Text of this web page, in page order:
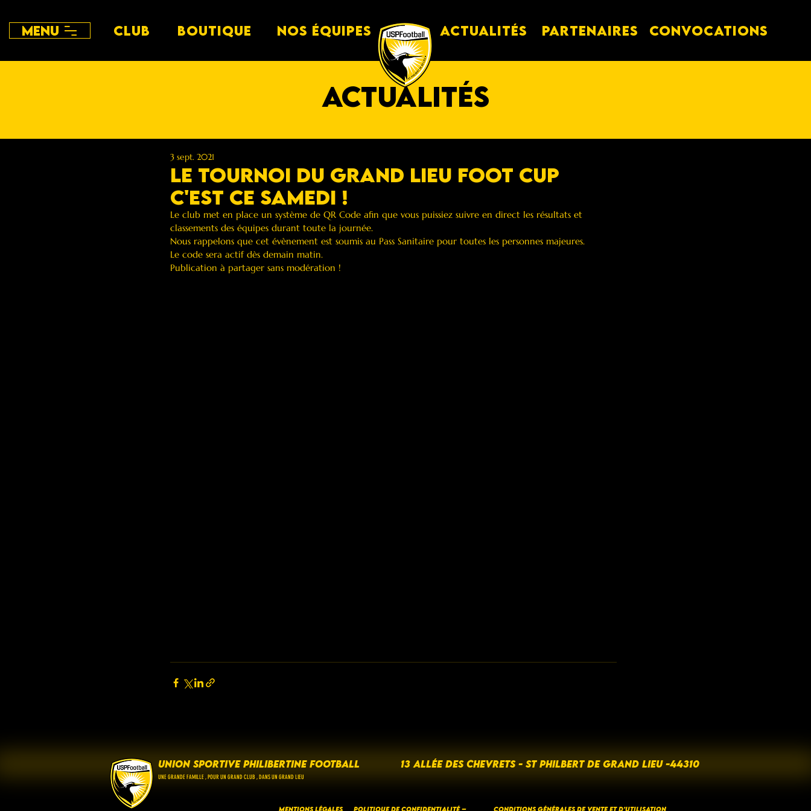
Menu CLUB BOUTIQUE Nos équipes Actualités PARTENAIRES Convocations
actualités
Le tournoi du Grand Lieu Foot Cup
c'est ce Samedi !
3 sept. 2021
Le club met en place un système de QR Code afin que vous puissiez suivre en direct les résultats et
classements des équipes durant toute la journée.
Nous rappelons que cet évènement est soumis au Pass Sanitaire pour toutes les personnes majeures.
Le code sera actif dès demain matin.
Publication à partager sans modération !
UNION SPORTIVE PHILIBERTINE FOOTBALL 13 ALLÉE DES CHEVRETS - ST PHILBERT DE GRAND LIEU -44310
UNE GRANDE FAMILLE , POUR UN GRAND CLUB , DANS UN GRAND LIEU
Mentions Légales Politique de Confidentialité – CONDITIONS GÉNÉRALES DE VENTE ET D’UTILISATION